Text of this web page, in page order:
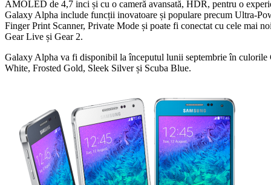
AMOLED de 4,7 inci și cu o cameră avansată, HDR, pentru o
Galaxy Alpha include funcții inovatoare și populare precum Ultra-
Finger Print Scanner, Private Mode și poate fi conectat cu cele mai
Gear Live și Gear 2.
Galaxy Alpha va fi disponibil la începutul lunii septembrie în
White, Frosted Gold, Sleek Silver și Scuba Blue.